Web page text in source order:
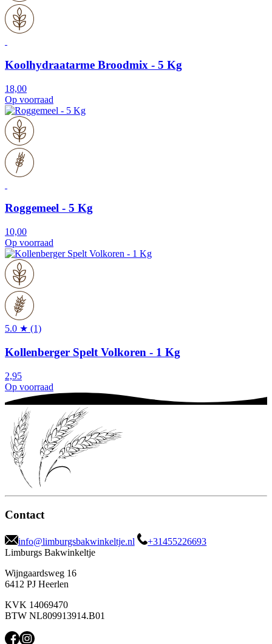
Koolhydraatarme Broodmix - 5 Kg
18,00
Op voorraad
Roggemeel - 5 Kg
10,00
Op voorraad
5.0 ★ (1)
Kollenberger Spelt Volkoren - 1 Kg
2,95
Op voorraad
Contact
info@limburgsbakwinkeltje.nl
+31455226693
Limburgs Bakwinkeltje
Wijngaardsweg 16
6412 PJ Heerlen
KVK 14069470
BTW NL809913914.B01